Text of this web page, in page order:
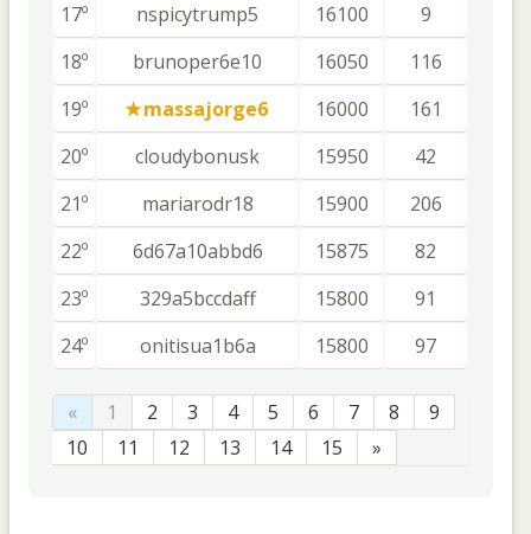
17º
nspicytrump5 16100
9
18º
brunoper6e10 16050
116
19º
massajorge6 16000
161
20º
cloudybonusk 15950
42
21º
mariarodr18 15900
206
22º
6d67a10abbd6 15875
82
23º
329a5bccdaff 15800
91
24º
onitisua1b6a 15800 97
« 1 2 3 4 5 6 7 8
9
10
11 12 13 14 15 »